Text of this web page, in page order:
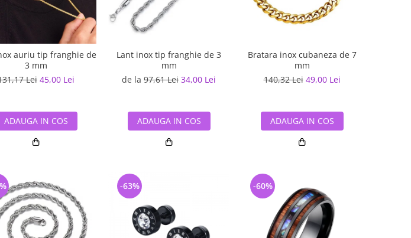
auriu tip franghie de
3 mm
Lei 45,00 Lei
ADAUGA IN COS
Lant inox tip franghie de 3
mm
de la 97,61 Lei 34,00 Lei
ADAUGA IN COS
Bratara inox cubaneza de 7
mm
140,32 Lei 49,00 Lei
ADAUGA IN COS
-63% -60%